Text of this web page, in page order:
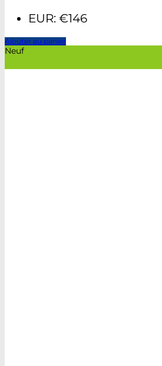
EUR: €146
Ajouter au panier
Neuf